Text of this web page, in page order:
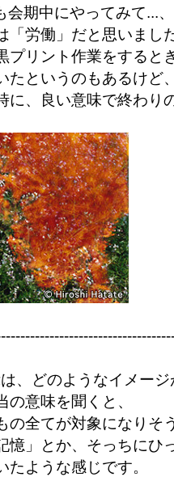
会期中にやってみて...、
「労働」だと思いま
プリント作業をすると
たというのもあるけど
に、良い意味で終わり
は、どのようなイメー
の意味を聞くと、
の全てが対象になりそ
憶」とか、そっちにひ
たような感じです。